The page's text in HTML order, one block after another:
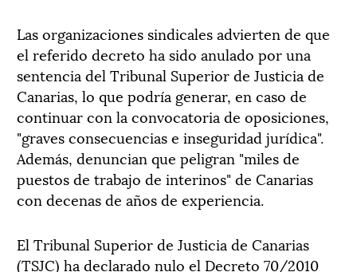
Las organizaciones sindicales advierten de que
el referido decreto ha sido anulado por una
sentencia del Tribunal Superior de Justicia de
Canarias, lo que podría generar, en caso de
continuar con la convocatoria de oposiciones,
"graves consecuencias e inseguridad jurídica".
Además, denuncian que peligran "miles de
puestos de trabajo de interinos" de Canarias
con decenas de años de experiencia.
El Tribunal Superior de Justicia de Canarias
(TSJC) ha declarado nulo el Decreto 70/2010